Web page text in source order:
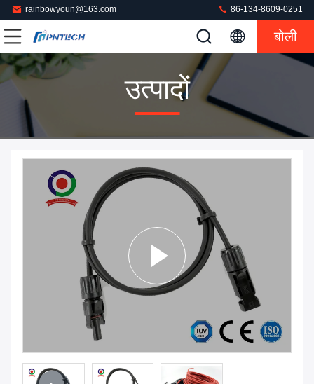
rainbowyoun@163.com 86-134-8609-0251
बोली
उत्पादों